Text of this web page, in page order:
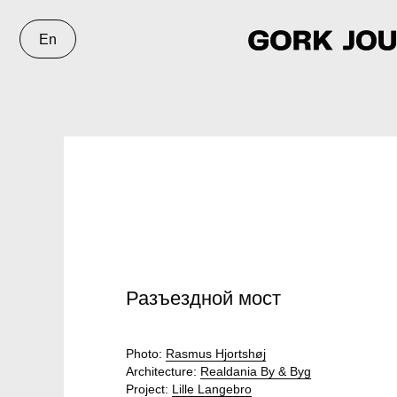
En
Разъездной мост
Photo: Rasmus Hjortshøj
Architecture: Realdania By & Byg
Project: Lille Langebro